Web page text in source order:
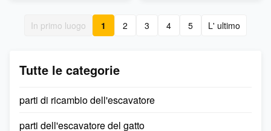
Black/White Warranty: 3
months-6month
SEAL CRANKSHAFT REAR
for CAT 3406 C15 Front
In primo luogo 1 2 3 4 5 L' ultimo
Tutte le categorie
parti di ricambio dell'escavatore
parti dell'escavatore del gatto